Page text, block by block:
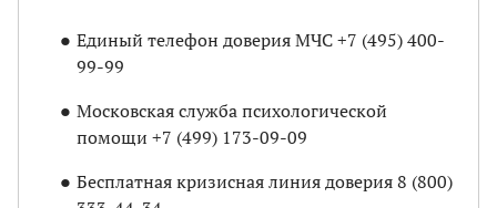
Единый телефон доверия МЧС +7 (495) 400-
99-99
Московская служба психологической
помощи +7 (499) 173-09-09
Бесплатная кризисная линия доверия 8 (800)